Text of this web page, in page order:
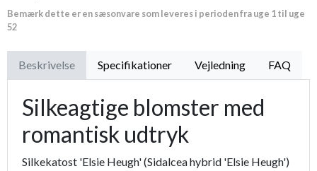
Bemærk dette er en sæsonvare som leveres i perioden fra uge 1 til uge
52
Beskrivelse Specifikationer Vejledning FAQ
Silkeagtige blomster med
romantisk udtryk
Silkekatost 'Elsie Heugh' (Sidalcea hybrid 'Elsie Heugh')